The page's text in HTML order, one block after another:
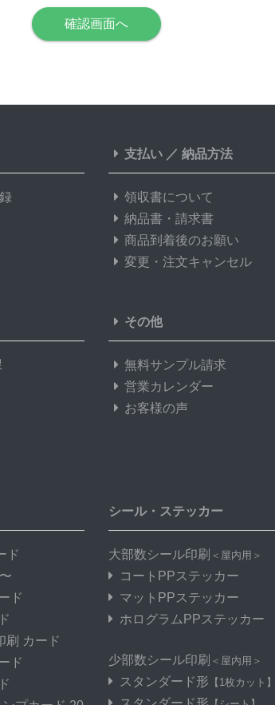
支払い ／ 納品方法
領収書について
納品書・請求書
商品到着後のお願い
変更・注文キャンセル
その他
無料サンプル請求
営業カレンダー
お客様の声
ド
ド
刷 カード
ド
シール・ステッカー
大部数シール印刷 ＜屋内用＞
コートPPステッカー
マットPPステッカー
ホログラムPPステッカー
少部数シール印刷 ＜屋内用＞
スタンダード形 【1枚カット】